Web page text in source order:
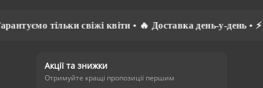
тільки свіжі квіти • 🔥 Доставка день-у-день • ⚡
Акції та знижки
Отримуйте кращі пропозиції першим